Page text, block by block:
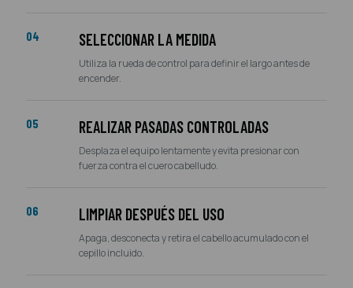
04 SELECCIONAR LA MEDIDA
Utiliza la rueda de control para definir el largo antes de
encender.
05 REALIZAR PASADAS CONTROLADAS
Desplaza el equipo lentamente y evita presionar con
fuerza contra el cuero cabelludo.
06 LIMPIAR DESPUÉS DEL USO
Apaga, desconecta y retira el cabello acumulado con el
cepillo incluido.